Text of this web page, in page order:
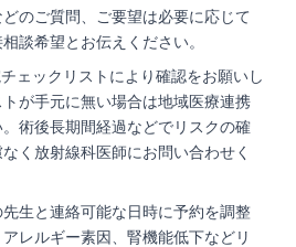
のご質問、ご要望は必要に応じて
談希望とお伝えください。
ェックリストにより確認をお願いし
が手元に無い場合は地域医療連携
術後長期間経過などでリスクの確
く放射線科医師にお問い合わせく
生と連絡可能な日時に予約を調整
レルギー素因、腎機能低下などリ